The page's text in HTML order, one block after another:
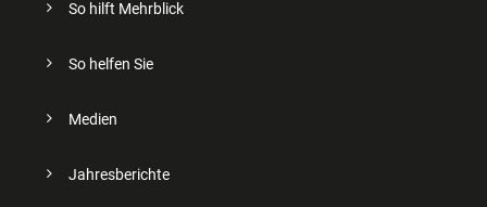
So hilft Mehrblick
So helfen Sie
Medien
Jahresberichte